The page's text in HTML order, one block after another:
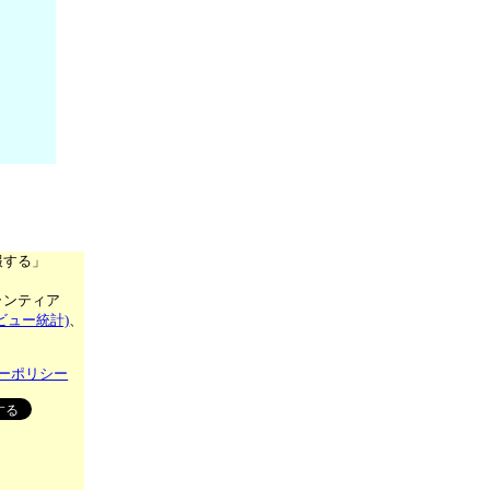
る」
ティア
ュー統計)、
ポリシー